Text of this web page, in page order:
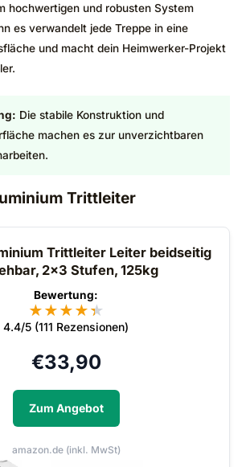
hochwertigen und robusten System
es verwandelt jede Treppe in eine
und macht dein Heimwerker-Projekt
Die stabile Konstruktion und
machen es zur unverzichtbaren
Trittleiter
Trittleiter Leiter beidseitig
2x3 Stufen, 125kg
Bewertung:
★★★★★
★
4.4/5 (111 Rezensionen)
€33,90
Zum Angebot
amazon.de (inkl. MwSt)